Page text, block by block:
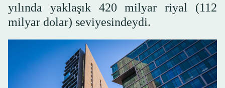
yılında yaklaşık 420 milyar riyal (112
milyar dolar) seviyesindeydi.